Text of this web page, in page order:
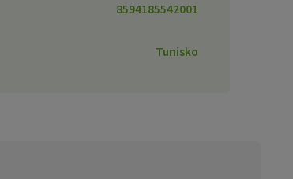
8594185542001
Tunisko